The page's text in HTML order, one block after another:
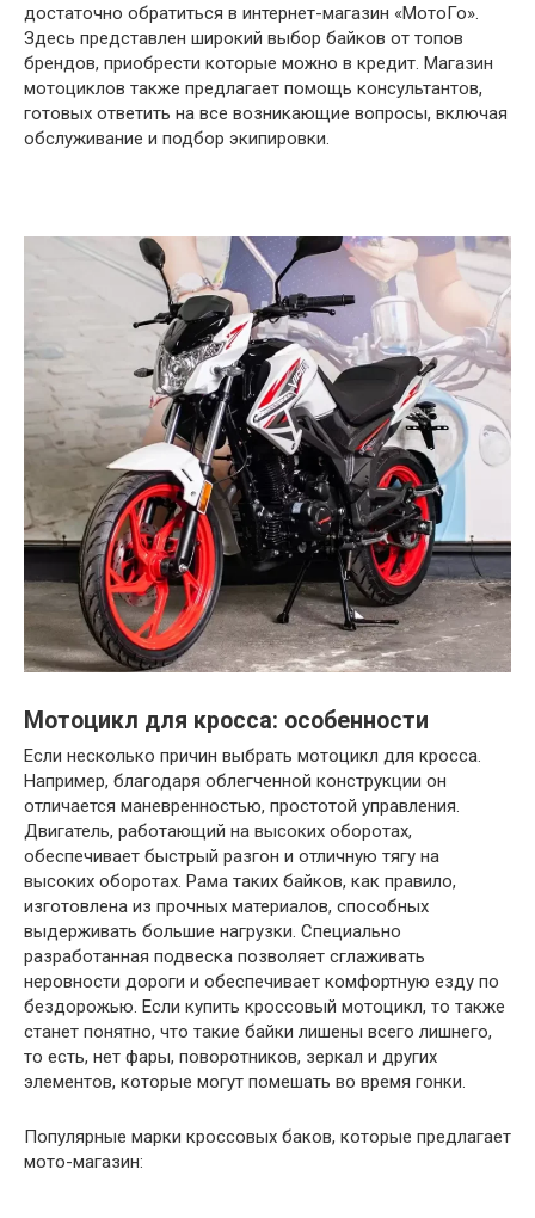
достаточно обратиться в интернет-магазин «МотоГо».
Здесь представлен широкий выбор байков от топов
брендов, приобрести которые можно в кредит. Магазин
мотоциклов также предлагает помощь консультантов,
готовых ответить на все возникающие вопросы, включая
обслуживание и подбор экипировки.
Мотоцикл для кросса: особенности
Если несколько причин выбрать мотоцикл для кросса.
Например, благодаря облегченной конструкции он
отличается маневренностью, простотой управления.
Двигатель, работающий на высоких оборотах,
обеспечивает быстрый разгон и отличную тягу на
высоких оборотах. Рама таких байков, как правило,
изготовлена из прочных материалов, способных
выдерживать большие нагрузки. Специально
разработанная подвеска позволяет сглаживать
неровности дороги и обеспечивает комфортную езду по
бездорожью. Если купить кроссовый мотоцикл, то также
станет понятно, что такие байки лишены всего лишнего,
то есть, нет фары, поворотников, зеркал и других
элементов, которые могут помешать во время гонки.
Популярные марки кроссовых баков, которые предлагает
мото-магазин: